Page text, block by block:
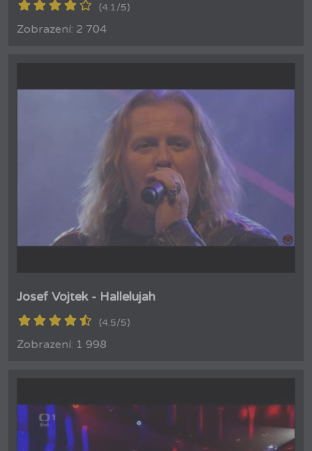
(4.1/5)
Zobrazení: 2 704
Josef Vojtek - Hallelujah
(4.5/5)
Zobrazení: 1 998